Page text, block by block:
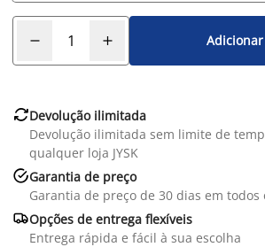
Devolução ilimitada
Devolução ilimitada sem limite de
qualquer loja JYSK
Garantia de preço
Garantia de preço de 30 dias em todos
Opções de entrega flexíveis
Entrega rápida e fácil à sua escolha